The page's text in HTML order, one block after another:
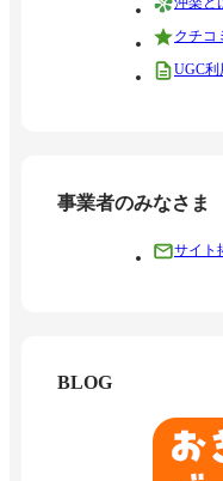
クチコ
UGC
事業者のみなさま
サイト
BLOG